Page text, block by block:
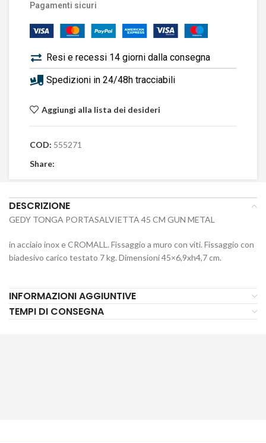
Pagamenti sicuri
Resi e recessi 14 giorni dalla consegna
Spedizioni in 24/48h tracciabili
Aggiungi alla lista dei desideri
COD: 555271
Share:
DESCRIZIONE
GEDY TONGA PORTASALVIETTA 45 CM GUN METAL
in acciaio inox e CROMALL. Fissaggio a muro con viti. Fissaggio con
biadesivo carico testato 7 kg. Dimensioni 45×6,9xh4,7 cm.
INFORMAZIONI AGGIUNTIVE
TEMPI DI CONSEGNA